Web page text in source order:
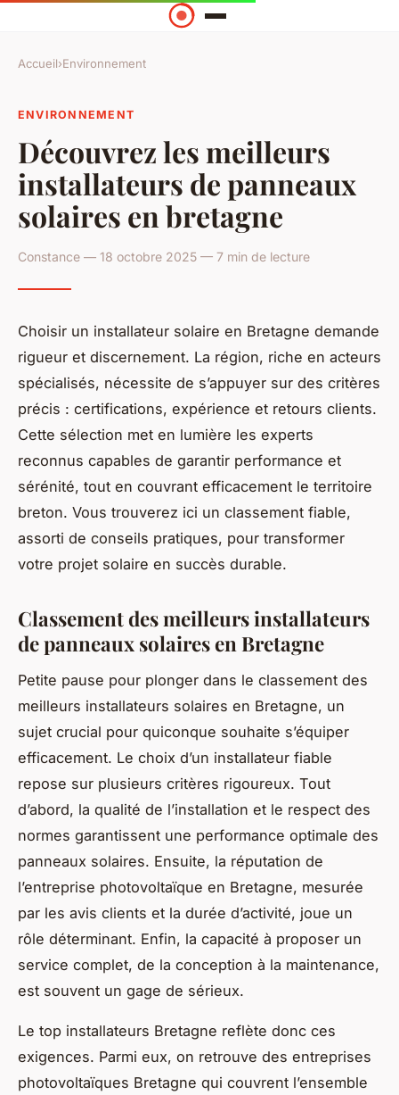
Accueil›Environnement
ENVIRONNEMENT
Découvrez les meilleurs
installateurs de panneaux
solaires en bretagne
Constance — 18 octobre 2025 — 7 min de lecture
Choisir un installateur solaire en Bretagne demande
rigueur et discernement. La région, riche en acteurs
spécialisés, nécessite de s’appuyer sur des critères
précis : certifications, expérience et retours clients.
Cette sélection met en lumière les experts
reconnus capables de garantir performance et
sérénité, tout en couvrant efficacement le territoire
breton. Vous trouverez ici un classement fiable,
assorti de conseils pratiques, pour transformer
votre projet solaire en succès durable.
Classement des meilleurs installateurs
de panneaux solaires en Bretagne
Petite pause pour plonger dans le classement des
meilleurs installateurs solaires en Bretagne, un
sujet crucial pour quiconque souhaite s’équiper
efficacement. Le choix d’un installateur fiable
repose sur plusieurs critères rigoureux. Tout
d’abord, la qualité de l’installation et le respect des
normes garantissent une performance optimale des
panneaux solaires. Ensuite, la réputation de
l’entreprise photovoltaïque en Bretagne, mesurée
par les avis clients et la durée d’activité, joue un
rôle déterminant. Enfin, la capacité à proposer un
service complet, de la conception à la maintenance,
est souvent un gage de sérieux.
Le top installateurs Bretagne reflète donc ces
exigences. Parmi eux, on retrouve des entreprises
photovoltaïques Bretagne qui couvrent l’ensemble